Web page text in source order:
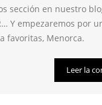
sección en nuestro
Y empezaremos por
favoritas, Menorca.
Leer la